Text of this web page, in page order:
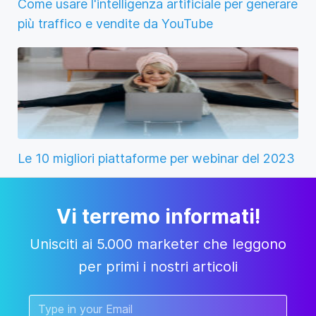
Come usare l'intelligenza artificiale per generare
più traffico e vendite da YouTube
Le 10 migliori piattaforme per webinar del 2023
Vi terremo informati!
Unisciti ai 5.000 marketer che leggono
per primi i nostri articoli